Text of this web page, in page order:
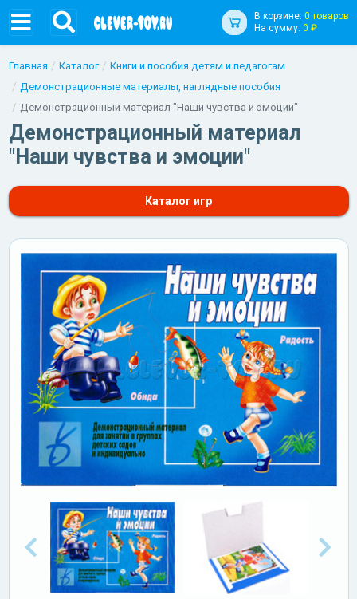
В корзине: 0 товаров
На сумму: 0 ₽
Главная Каталог
Книги и пособия детям и педагогам
Демонстрационные материалы, наглядные пособия
Демонстрационный материал "Наши чувства и эмоции"
Демонстрационный материал
"Наши чувства и эмоции"
Каталог игр